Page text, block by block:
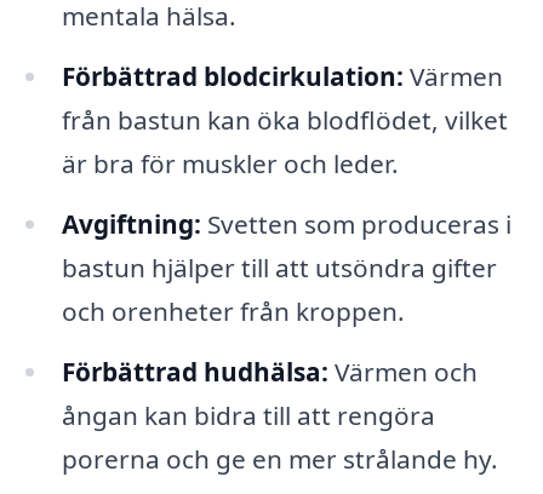
mentala hälsa.
Förbättrad blodcirkulation: Värmen
från bastun kan öka blodflödet, vilket
är bra för muskler och leder.
Avgiftning: Svetten som produceras i
bastun hjälper till att utsöndra gifter
och orenheter från kroppen.
Förbättrad hudhälsa: Värmen och
ångan kan bidra till att rengöra
porerna och ge en mer strålande hy.